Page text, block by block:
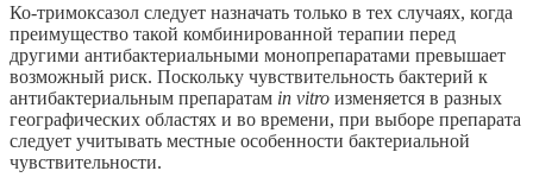
Ко-тримоксазол следует назначать только в тех случаях, когда
преимущество такой комбинированной терапии перед
другими антибактериальными монопрепаратами превышает
возможный риск. Поскольку чувствительность бактерий к
антибактериальным препаратам in vitro изменяется в разных
географических областях и во времени, при выборе препарата
следует учитывать местные особенности бактериальной
чувствительности.